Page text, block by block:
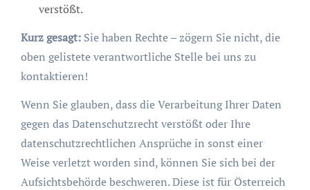
verstößt.
Kurz gesagt:Sie haben Rechte – zögern Sie nicht, die
oben gelistete verantwortliche Stelle bei uns zu
kontaktieren!
Wenn Sie glauben, dass die Verarbeitung Ihrer Daten
gegen das Datenschutzrecht verstößt oder Ihre
datenschutzrechtlichen Ansprüche in sonst einer
Weise verletzt worden sind, können Sie sich bei der
Aufsichtsbehörde beschweren. Diese ist für Österreich